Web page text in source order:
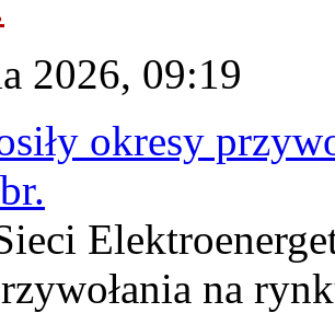
2026, 09:19
okresy
na